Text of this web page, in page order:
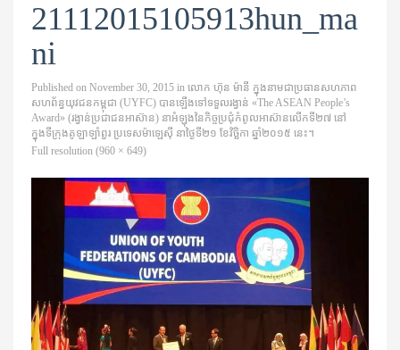
21112015105913hun_ma
ni
Published on November 30, 2015 in លោក ហ៊ុន ម៉ា​នី ក្នុងនាម​ជា​ប្រធាន​សហភាព​
សហព័ន្ធ​យុវជន​កម្ពុជា (UYFC) បាន​ឡើងទៅ​ទទួល​រង្វាន់ «The ASEAN People’s
Award» (រង្វាន់​ប្រជាជន​អាស៊ាន) នា​អំឡុង​នៃ​កិច្ចប្រជុំ​កំពូល​អាស៊ាន​លើក​ទី២៧ នៅ
ក្នុង​ទីក្រុង​គូ​ឡា​ឡាំ​ពួរ ប្រទេស​ម៉ាឡេស៊ី នា​ថ្ងៃទី២១ ខែវិច្ឆិកា ឆ្នាំ២០១៥ នេះ។
Full resolution (960 × 649)